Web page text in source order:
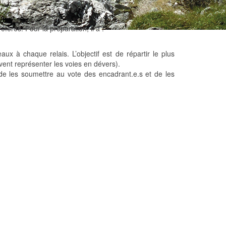
Pour la préparation, il a :
à chaque relais. L’objectif est de répartir le plus
représenter les voies en dévers).
les soumettre au vote des encadrant.e.s et de les